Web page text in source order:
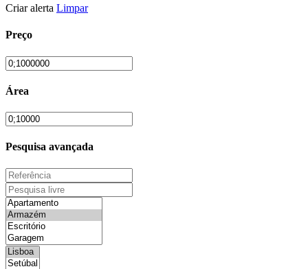
Criar alerta Limpar
Preço
Área
Pesquisa avançada